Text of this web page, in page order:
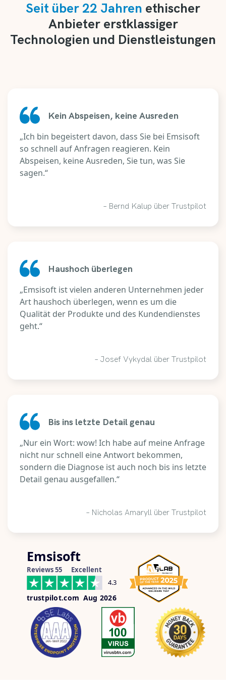
Seit über 22 Jahren ethischer
Anbieter erstklassiger
Technologien und Dienstleistungen
Kein Abspeisen, keine Ausreden
„Ich bin begeistert davon, dass Sie bei Emsisoft
so schnell auf Anfragen reagieren. Kein
Abspeisen, keine Ausreden, Sie tun, was Sie
sagen.“
– Bernd Kalup über Trustpilot
Haushoch überlegen
„Emsisoft ist vielen anderen Unternehmen jeder
Art haushoch überlegen, wenn es um die
Qualität der Produkte und des Kundendienstes
geht.“
– Josef Vykydal über Trustpilot
Bis ins letzte Detail genau
„Nur ein Wort: wow! Ich habe auf meine Anfrage
nicht nur schnell eine Antwort bekommen,
sondern die Diagnose ist auch noch bis ins letzte
Detail genau ausgefallen.“
– Nicholas Amaryll über Trustpilot
Emsisoft
Reviews 55
Excellent
4.3
trustpilot.com Aug 2026